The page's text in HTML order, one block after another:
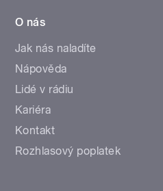
O nás
Jak nás naladíte
Nápověda
Lidé v rádiu
Kariéra
Kontakt
Rozhlasový poplatek